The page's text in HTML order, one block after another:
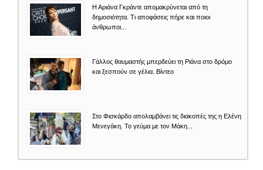
Η Αριάνα Γκράντε απομακρύνεται από τη
δημοσιότητα. Τι αποφάσεις πήρε και ποιοι
άνθρωποι...
Γάλλος θαυμαστής μπερδεύει τη Ριάνα στο δρόμο
και ξεσπούν σε γέλια. Βίντεο
Στο Φισκάρδο απολαμβάνει τις διακοπές της η Ελένη
Μενεγάκη. Το γεύμα με τον Μάκη...